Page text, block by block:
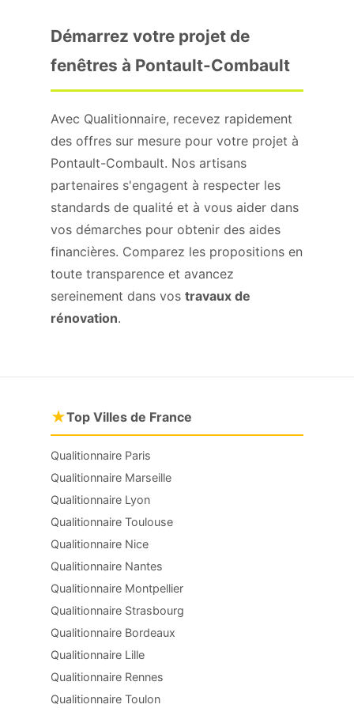
Démarrez votre projet de
fenêtres à Pontault-Combault
Avec Qualitionnaire, recevez rapidement
des offres sur mesure pour votre projet à
Pontault-Combault. Nos artisans
partenaires s'engagent à respecter les
standards de qualité et à vous aider dans
vos démarches pour obtenir des aides
financières. Comparez les propositions en
toute transparence et avancez
sereinement dans vos travaux de
rénovation.
★Top Villes de France
Qualitionnaire Paris
Qualitionnaire Marseille
Qualitionnaire Lyon
Qualitionnaire Toulouse
Qualitionnaire Nice
Qualitionnaire Nantes
Qualitionnaire Montpellier
Qualitionnaire Strasbourg
Qualitionnaire Bordeaux
Qualitionnaire Lille
Qualitionnaire Rennes
Qualitionnaire Toulon